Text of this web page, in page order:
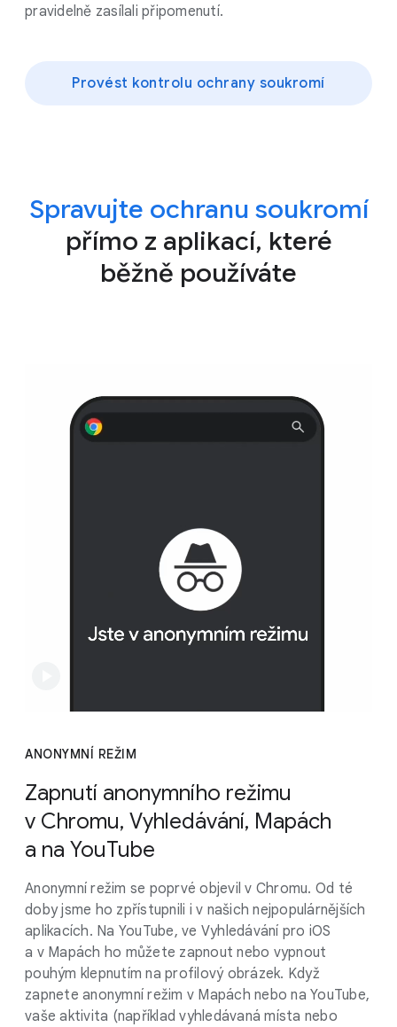
pravidelně zasílali připomenutí.
Provést kontrolu ochrany soukromí
Spravujte ochranu soukromí
přímo z aplikací, které
běžně používáte
ANONYMNÍ REŽIM
Zapnutí anonymního režimu
v Chromu, Vyhledávání, Mapách
a na YouTube
Anonymní režim se poprvé objevil v Chromu. Od té
doby jsme ho zpřístupnili i v našich nejpopulárnějších
aplikacích. Na YouTube, ve Vyhledávání pro iOS
a v Mapách ho můžete zapnout nebo vypnout
pouhým klepnutím na profilový obrázek. Když
zapnete anonymní režim v Mapách nebo na YouTube,
vaše aktivita (například vyhledávaná místa nebo